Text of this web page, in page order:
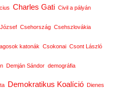
Charles Gati Civil a pályán
Csehország Csehszlovákia
katonák Csokonai Csont László
Demján Sándor demográfia
Demokratikus Koalíció Dienes